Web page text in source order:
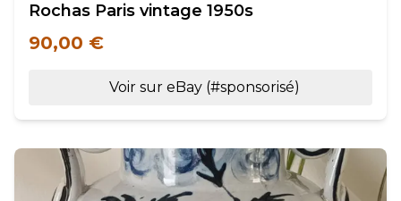
Rochas Paris vintage 1950s
90,00 €
Voir sur eBay (#sponsorisé)